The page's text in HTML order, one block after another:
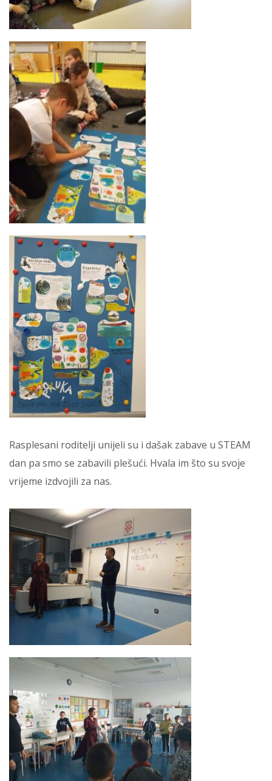
Rasplesani roditelji unijeli su i dašak zabave u STEAM
dan pa smo se zabavili plešući. Hvala im što su svoje
vrijeme izdvojili za nas.